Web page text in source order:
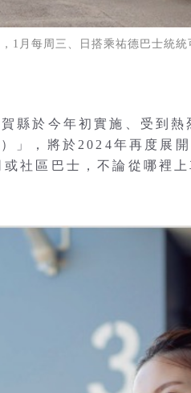
1月每周三、日搭乘祐德巴士統
縣於今年初實施、受到
」，將於2024年再度展
社區巴士，不論從哪裡